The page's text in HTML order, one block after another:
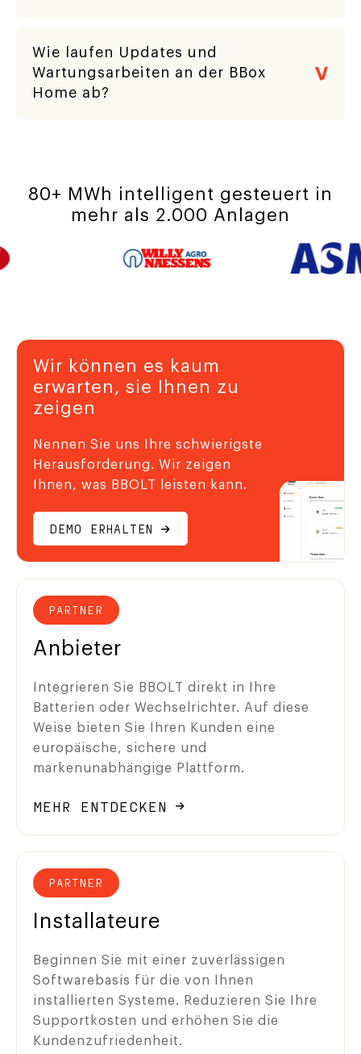
Wie laufen Updates und
Wartungsarbeiten an der BBox
Home ab?
80+ MWh intelligent gesteuert in
mehr als 2.000 Anlagen
Wir können es kaum
erwarten, sie Ihnen zu
zeigen
Nennen Sie uns Ihre schwierigste
Herausforderung. Wir zeigen
Ihnen, was BBOLT leisten kann.
DEMO ERHALTEN
PARTNER
Anbieter
Integrieren Sie BBOLT direkt in Ihre
Batterien oder Wechselrichter. Auf diese
Weise bieten Sie Ihren Kunden eine
europäische, sichere und
markenunabhängige Plattform.
MEHR ENTDECKEN
PARTNER
Installateure
Beginnen Sie mit einer zuverlässigen
Softwarebasis für die von Ihnen
installierten Systeme. Reduzieren Sie Ihre
Supportkosten und erhöhen Sie die
Kundenzufriedenheit.